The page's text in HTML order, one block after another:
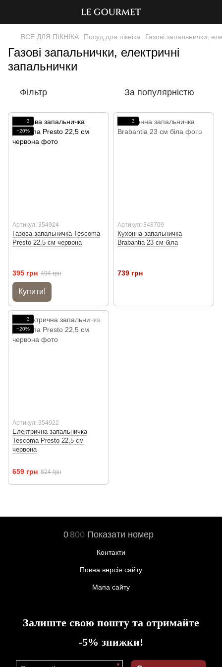
ВСЕ ДЛЯ ПІКНІКА Посуд для пікніка Газові запальнички,
Газові запальнички, електричні
запальнички
Фільтр За популярністю
3
−20%
Артикул: 354924
Газова запальничка Tescoma
Presto 22,5 см червона
395 грн 494 грн
Купити!
3
Артикул: 348709
Кухонна запальничка
Brabantia 23 см біла
739 грн
3
−20%
Артикул: 354922
Електрична запальничка
Tescoma Presto 22,5 см
червона
659 грн 824 грн
0 800 Показати номер
Контакти
Повна версія сайту
Мапа сайту
Залиште свою пошту та отримайте
-5% знижки!